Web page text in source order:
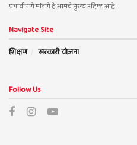
प्रभावीपणे मांडणे हे आमचे मुख्य उद्दिष्ट आहे.
Navigate Site
शिक्षण
सरकारी योजना
Follow Us